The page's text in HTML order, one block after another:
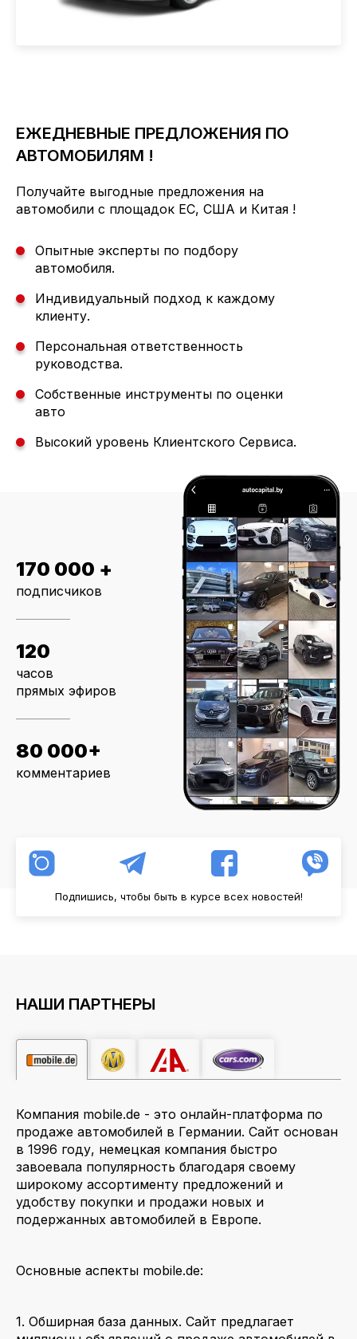
ЕЖЕДНЕВНЫЕ ПРЕДЛОЖЕНИЯ ПО
АВТОМОБИЛЯМ !
Получайте выгодные предложения на
автомобили с площадок ЕС, США и Китая !
Опытные эксперты по подбору
автомобиля.
Индивидуальный подход к каждому
клиенту.
Персональная ответственность
руководства.
Собственные инструменты по оценки
авто
Высокий уровень Клиентского Сервиса.
170 000 +
подписчиков
120
часов
прямых эфиров
80 000+
комментариев
Подпишись, чтобы быть в курсе всех новостей!
НАШИ ПАРТНЕРЫ
Компания mobile.de - это онлайн-платформа по
продаже автомобилей в Германии. Сайт основан
в 1996 году, немецкая компания быстро
завоевала популярность благодаря своему
широкому ассортименту предложений и
удобству покупки и продажи новых и
подержанных автомобилей в Европе.
Основные аспекты mobile.de:
1. Обширная база данных. Сайт предлагает